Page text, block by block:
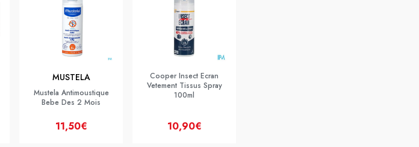
MUSTELA
Mustela Antimoustique
Bebe Des 2 Mois
11,50€
Cooper Insect Ecran
Vetement Tissus Spray
100ml
10,90€